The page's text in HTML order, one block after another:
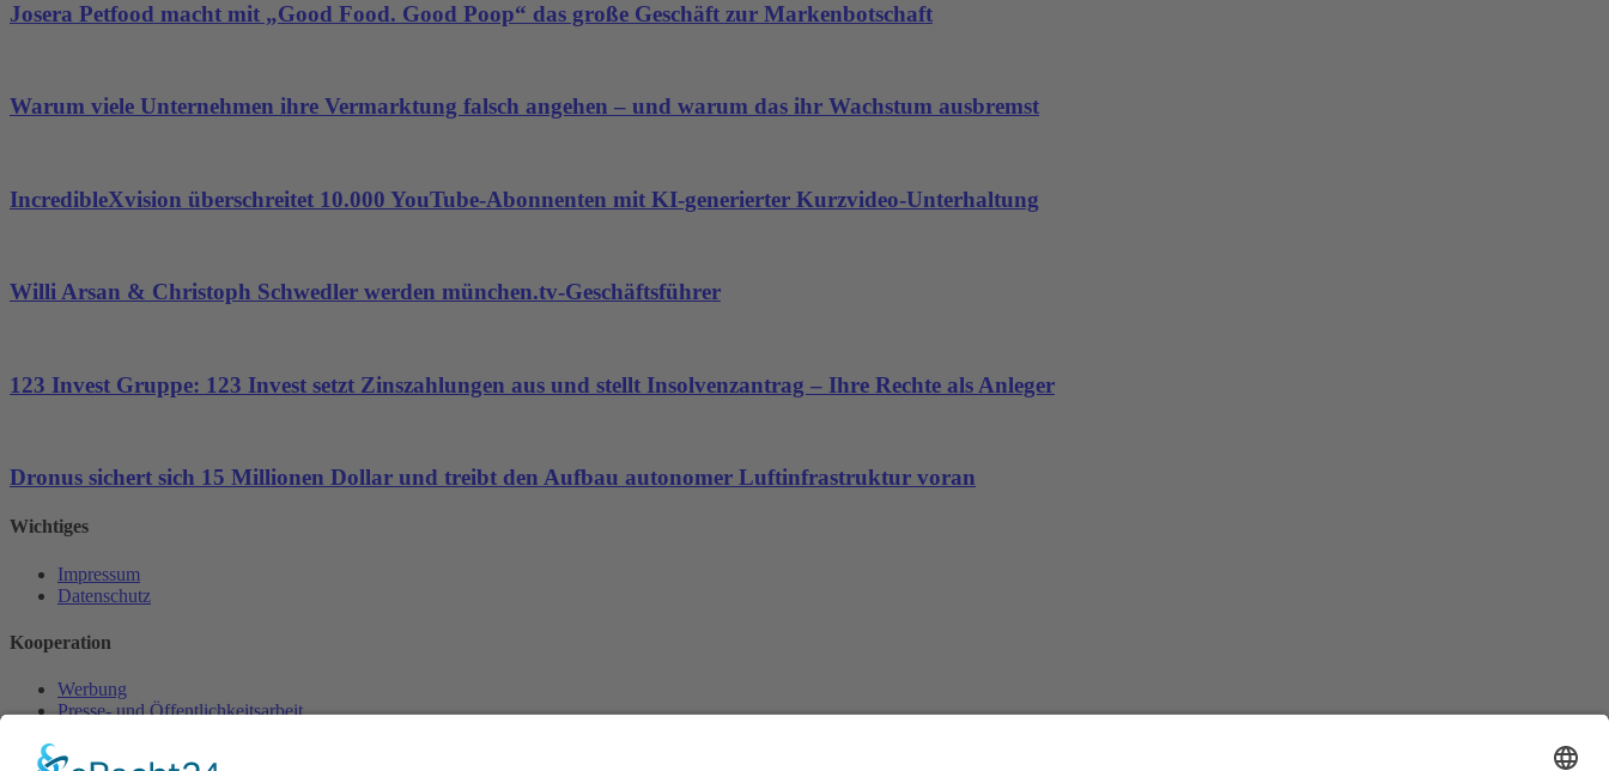
Josera Petfood macht mit „Good Food. Good Poop“ das große Geschäft zur Markenbotschaft
Warum viele Unternehmen ihre Vermarktung falsch angehen – und warum das ihr Wachstum ausbremst
IncredibleXvision überschreitet 10.000 YouTube-Abonnenten mit KI-generierter Kurzvideo-Unterhaltung
Willi Arsan & Christoph Schwedler werden münchen.tv-Geschäftsführer
123 Invest Gruppe: 123 Invest setzt Zinszahlungen aus und stellt Insolvenzantrag – Ihre Rechte als Anleger
Dronus sichert sich 15 Millionen Dollar und treibt den Aufbau autonomer Luftinfrastruktur voran
Wichtiges
Impressum
Datenschutz
Kooperation
Werbung
Presse- und Öffentlichkeitsarbeit
Aktuelles